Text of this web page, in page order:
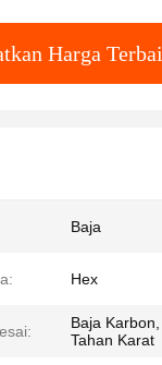
Harga
Baja
Hex
Baja
Tahan Karat